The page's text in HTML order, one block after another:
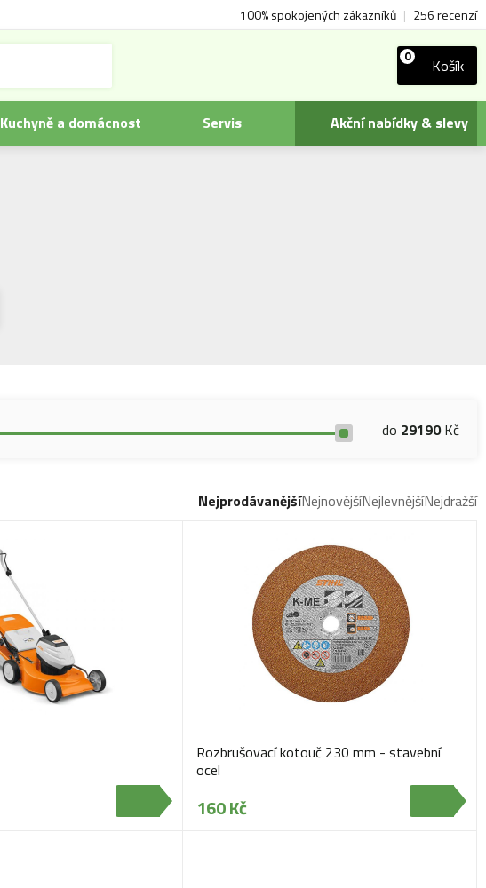
100% spokojených zákazníků | 256 recenzí
0 Košík
Kuchyně a domácnost Servis Akční nabídky & slevy
do 29190Kč
NejprodávanějšíNejnovějšíNejlevnějšíNejdražší
Rozbrušovací kotouč 230 mm - stavební
ocel
160 Kč